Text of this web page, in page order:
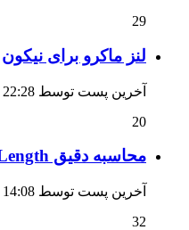
29
لنز ماکرو برای نیکون
آخرین پست توسط 22:28
20
محاسبه دقيق Focal Length
آخرین پست توسط 14:08
32